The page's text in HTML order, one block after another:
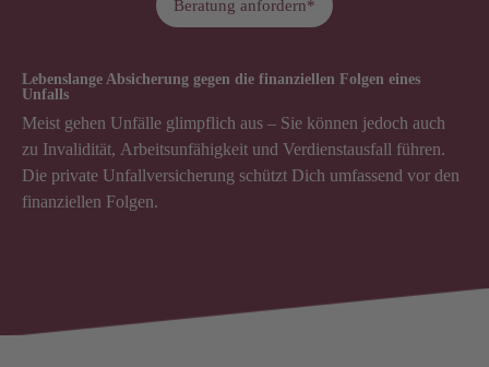
Beratung anfordern*
Lebenslange Absicherung gegen die finanziellen Folgen eines
Unfalls
Meist gehen Unfälle glimpflich aus – Sie können jedoch auch
zu Invalidität, Arbeitsunfähigkeit und Verdienstausfall führen.
Die private Unfallversicherung schützt Dich umfassend vor den
finanziellen Folgen.